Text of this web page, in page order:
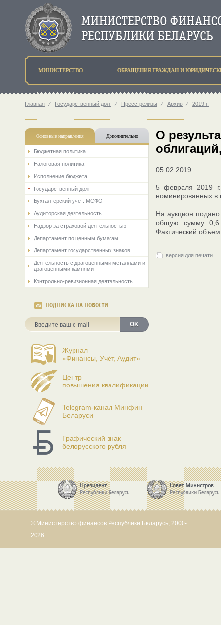
МИНИСТЕРСТВО ОБРАЩЕНИЯ ГРАЖДАН И
Главная ⁄ Государственный долг ⁄ Пресс-релизы ⁄ Архив ⁄ 2019 г.
Основные направления Дополнительно
Бюджетная политика
Налоговая политика
Исполнение бюджета
Государственный долг
Бухгалтерский учет. МСФО
Аудиторская деятельность
Надзор за страховой деятельностью
Департамент по ценным бумагам
Департамент государственных знаков
Деятельность с драгоценными металлами и
драгоценными камнями
Контрольно-ревизионная деятельность
ПОДПИСКА НА НОВОСТИ
OK
Журнал
«Финансы, Учёт, Аудит»
Центр
повышения квалификации
Telegram-канал Минфин
Беларуси
Графический знак
белорусского рубля
О
05.02.2019
5 февраля 2019 г.
номинированных в
На аукцион
общую сумму 0,6
Фактический
версия для печати
© Министерство финансов Республики Беларусь, 2000-
2026.